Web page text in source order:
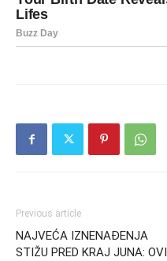
Previous article
NAJVEĆA IZNENAĐENJA
STIŽU PRED KRAJ JUNA: OVI